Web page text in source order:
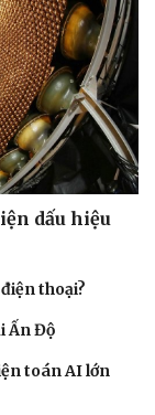
dấu hiệu
thoại?
Ấn Độ
toán AI lớn